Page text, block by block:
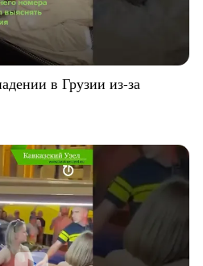
в Грузии из-за